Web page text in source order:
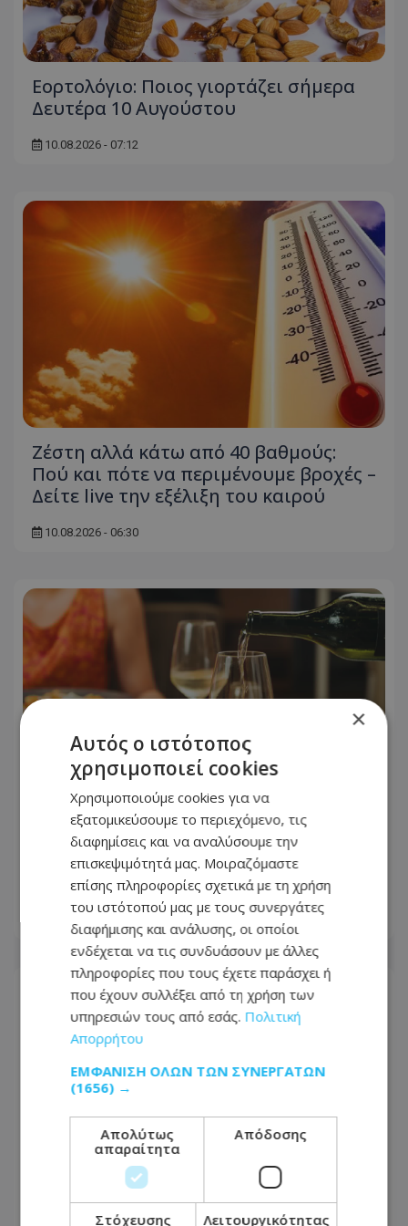
Εορτολόγιο: Ποιος γιορτάζει σήμερα
Δευτέρα 10 Αυγούστου
10.08.2026 - 07:12
Ζέστη αλλά κάτω από 40 βαθμούς:
Πού και πότε να περιμένουμε βροχές –
Δείτε live την εξέλιξη του καιρού
10.08.2026 - 06:30
Nema Restaurant: Εκεί όπου η
μεσογειακή γαστρονομία γίνεται
εμπειρία στην καρδιά της Πάφου
×
Αυτός ο ιστότοπος
χρησιμοποιεί cookies
Χρησιμοποιούμε cookies για να
εξατομικεύσουμε το περιεχόμενο, τις
διαφημίσεις και να αναλύσουμε την
επισκεψιμότητά μας. Μοιραζόμαστε
επίσης πληροφορίες σχετικά με τη χρήση
του ιστότοπού μας με τους συνεργάτες
διαφήμισης και ανάλυσης, οι οποίοι
ενδέχεται να τις συνδυάσουν με άλλες
πληροφορίες που τους έχετε παράσχει ή
που έχουν συλλέξει από τη χρήση των
υπηρεσιών τους από εσάς. Πολιτική
Απορρήτου
ΕΜΦΆΝΙΣΗ ΌΛΩΝ ΤΩΝ ΣΥΝΕΡΓΑΤΏΝ
(1656) →
Απολύτως
απαραίτητα
Απόδοσης
Στόχευσης Λειτουργικότητας